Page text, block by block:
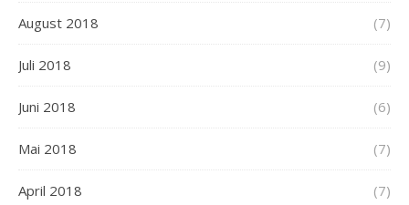
August 2018 (7)
Juli 2018 (9)
Juni 2018 (6)
Mai 2018 (7)
April 2018 (7)